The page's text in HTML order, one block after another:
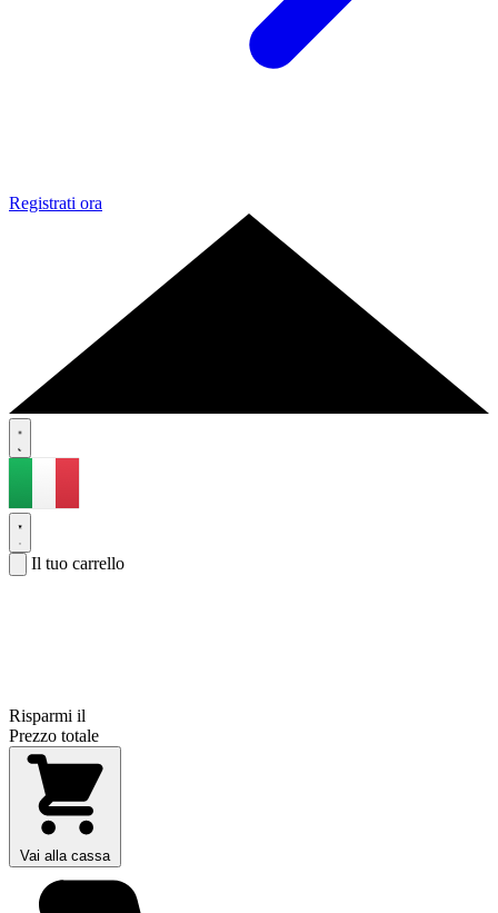
Registrati ora
Il tuo carrello
Risparmi il
Prezzo totale
Vai alla cassa